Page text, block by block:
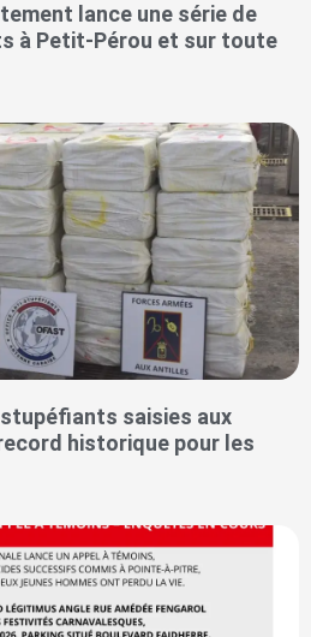
lance une série de
à Petit-Pérou et sur toute
saisies aux
historique pour les